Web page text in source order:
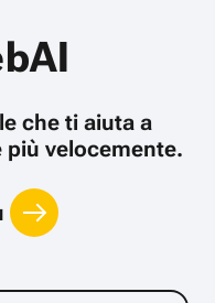
che ti aiuta a
velocemente.